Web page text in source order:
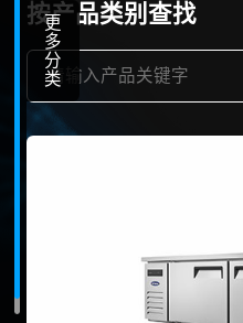
按产品类别查找
更
多
分
类